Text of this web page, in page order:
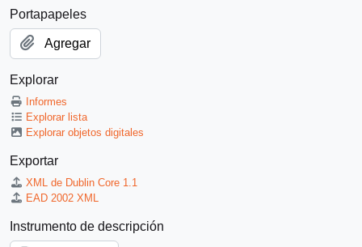
Portapapeles
Agregar
Explorar
Informes
Explorar lista
Explorar objetos digitales
Exportar
XML de Dublin Core 1.1
EAD 2002 XML
Instrumento de descripción